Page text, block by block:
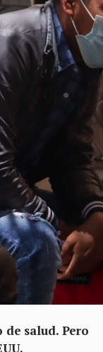
de salud. Pero